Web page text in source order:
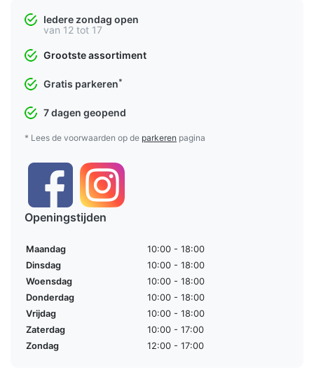
Iedere zondag open
van 12 tot 17
Grootste assortiment
Gratis parkeren*
7 dagen geopend
* Lees de voorwaarden op de parkeren pagina
Openingstijden
Maandag
10:00 - 18:00
Dinsdag
10:00 - 18:00
Woensdag
10:00 - 18:00
Donderdag
10:00 - 18:00
Vrijdag
10:00 - 18:00
Zaterdag
10:00 - 17:00
Zondag
12:00 - 17:00